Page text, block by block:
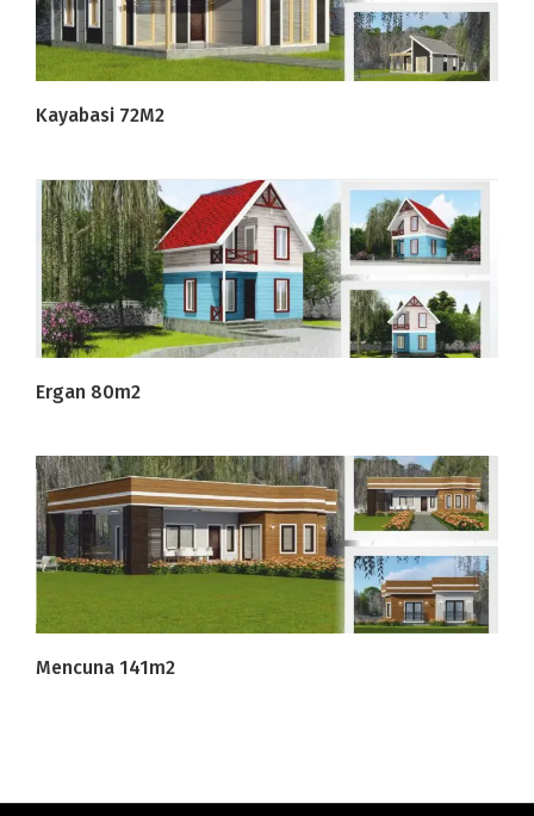
Kayabasi 72M2
Ergan 80m2
Mencuna 141m2